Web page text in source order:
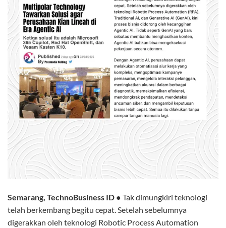
Semarang, TechnoBusiness ID ● Tak dimungkiri teknologi
telah berkembang begitu cepat. Setelah sebelumnya
digerakkan oleh teknologi Robotic Process Automation